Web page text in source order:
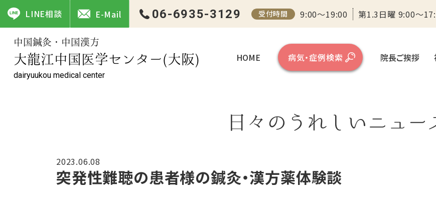
突発性難聴の患者様の鍼灸・漢方薬体験談 ｜大龍江中国医学センター（大阪）
LINE相談 E-Mail 06-6935-3129 受付時間 9:00～19:00 第1.3日曜 9:00～
中国鍼灸・中国漢方
大龍江中国医学センター(大阪)
dairyuukou medical center
HOME 病気・症例検索 院長ご挨拶
日々のうれしいニュー
2023.06.08
突発性難聴の患者様の鍼灸・漢方薬体験談